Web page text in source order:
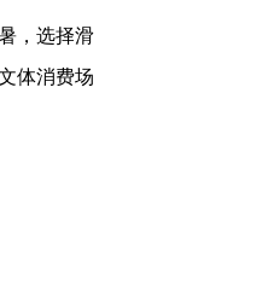
，选择滑
体消费场